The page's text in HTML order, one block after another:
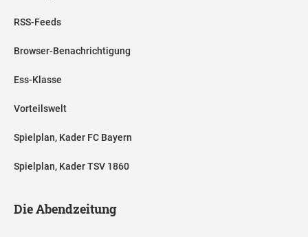
RSS-Feeds
Browser-Benachrichtigung
Ess-Klasse
Vorteilswelt
Spielplan, Kader FC Bayern
Spielplan, Kader TSV 1860
Die Abendzeitung